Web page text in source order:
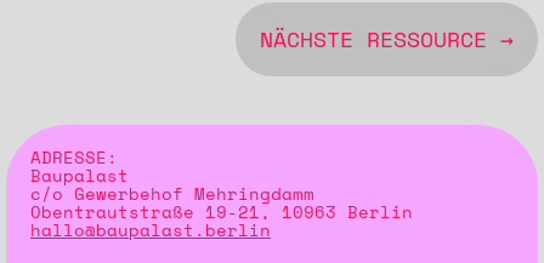
NÄCHSTE RESSOURCE →
ADRESSE:
Baupalast
c/o Gewerbehof Mehringdamm
Obentrautstraße 19-21, 10963 Berlin
hallo@baupalast.berlin